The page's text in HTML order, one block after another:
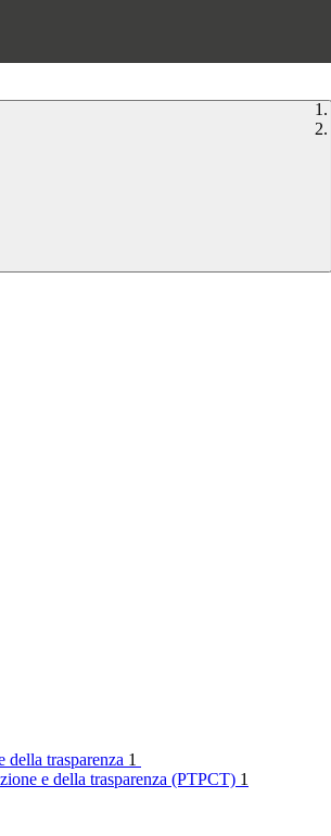
della trasparenza 1
e della trasparenza (PTPCT) 1